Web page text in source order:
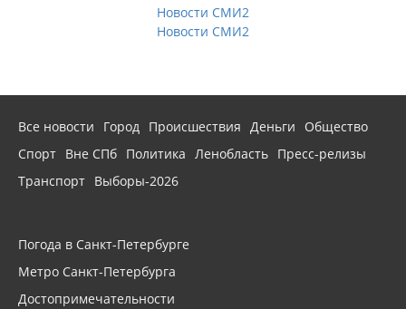
Новости СМИ2
Новости СМИ2
Все новости Город Происшествия Деньги
Общество
Спорт Вне СПб Политика Ленобласть Пресс-релизы
Транспорт Выборы-2026
Погода в Санкт-Петербурге
Метро Санкт-Петербурга
Достопримечательности